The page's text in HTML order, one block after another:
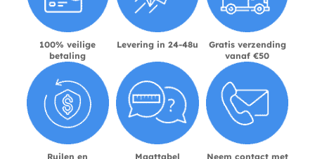
100% veilige
betaling
Levering in 24-48u
Gratis verzending
vanaf €50
Ruilen en
Maattabel
Neem contact met